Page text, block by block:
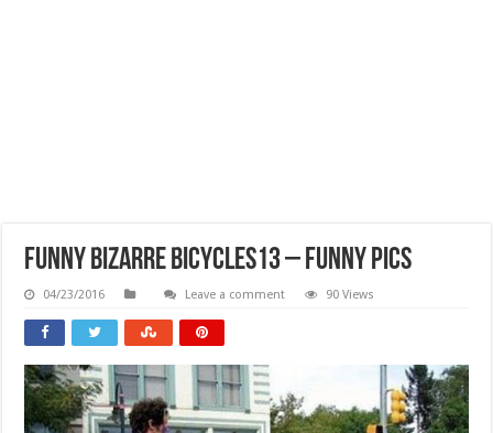
Funny Bizarre Bicycles13 – Funny Pics
04/23/2016 Leave a comment 90 Views